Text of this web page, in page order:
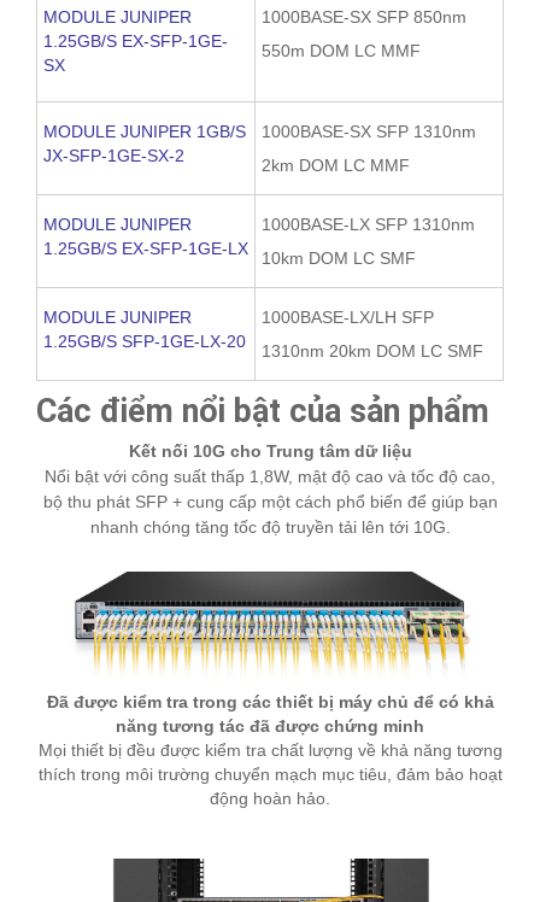
MODULE JUNIPER
1.25GB/S EX-SFP-1GE-
SX
1000BASE-SX SFP 850nm
550m DOM LC MMF
MODULE JUNIPER 1GB/S
JX-SFP-1GE-SX-2
1000BASE-SX SFP 1310nm
2km DOM LC MMF
MODULE JUNIPER
1.25GB/S EX-SFP-1GE-LX
1000BASE-LX SFP 1310nm
10km DOM LC SMF
MODULE JUNIPER
1.25GB/S SFP-1GE-LX-20
1000BASE-LX/LH SFP
1310nm 20km DOM LC SMF
Các điểm nổi bật của sản phẩm
Kết nối 10G cho Trung tâm dữ liệu
Nổi bật với công suất thấp 1,8W, mật độ cao và tốc độ cao,
bộ thu phát SFP + cung cấp một cách phổ biến để giúp bạn
nhanh chóng tăng tốc độ truyền tải lên tới 10G.
Đã được kiểm tra trong các thiết bị máy chủ để có khả
năng tương tác đã được chứng minh
Mọi thiết bị đều được kiểm tra chất lượng về khả năng tương
thích trong môi trường chuyển mạch mục tiêu, đảm bảo hoạt
động hoàn hảo.